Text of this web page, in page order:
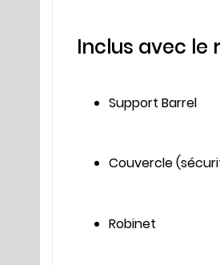
Inclus avec le
Support Barrel
Couvercle
Robinet